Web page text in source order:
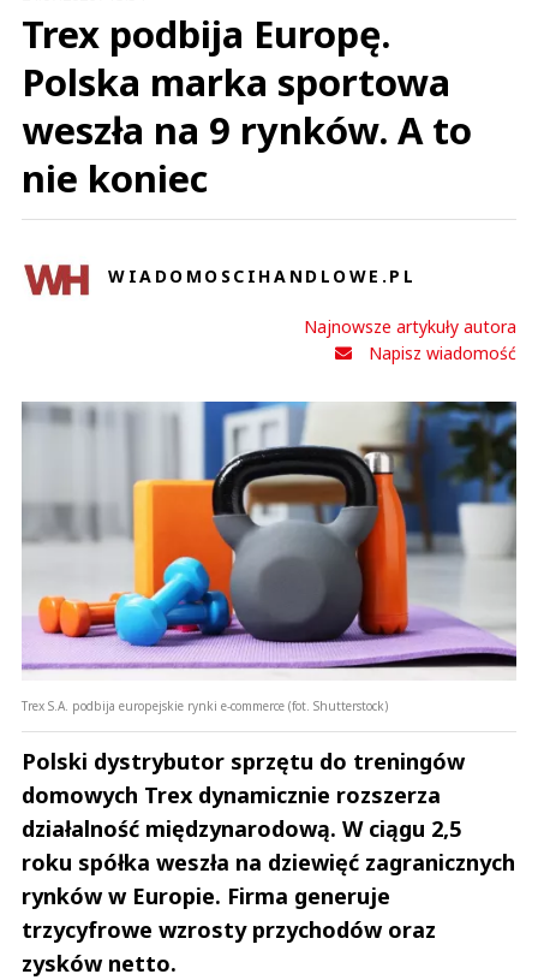
Trex podbija Europę.
Polska marka sportowa
weszła na 9 rynków. A to
nie koniec
WIADOMOSCIHANDLOWE.PL
Najnowsze artykuły autora
Napisz wiadomość
Trex S.A. podbija europejskie rynki e-commerce (fot. Shutterstock)
Polski dystrybutor sprzętu do treningów
domowych Trex dynamicznie rozszerza
działalność międzynarodową. W ciągu 2,5
roku spółka weszła na dziewięć zagranicznych
rynków w Europie. Firma generuje
trzycyfrowe wzrosty przychodów oraz
zysków netto.